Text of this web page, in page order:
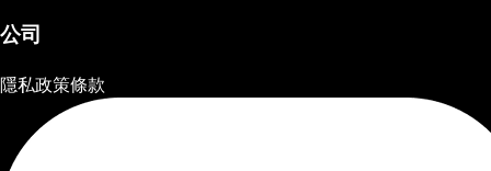
公司
隱私政策條款